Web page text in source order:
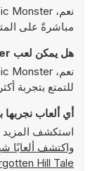
مباشرةً على
هل يمكن لعب Traffic Monster في وضع الشاشة الكاملة؟
للتمتع بتجربة
أي ألعاب نجربها
استكشف المزيد
واكتشف ألعابًا
Hill Tale